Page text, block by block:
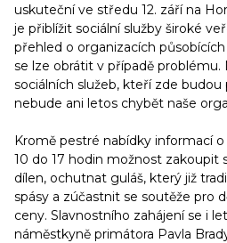
uskuteční ve středu 12. září na
je přiblížit sociální služby široké
přehled o organizacích
se lze obrátit v případě problému.
sociálních služeb, kteří zde
nebude ani letos chybět naše
Kromě pestré nabídky informací
10 do 17 hodin možnost zakoupit
dílen, ochutnat guláš, který již
spásy a zúčastnit se soutěže pro
ceny. Slavnostního zahájení se i
náměstkyně primátora Pavla